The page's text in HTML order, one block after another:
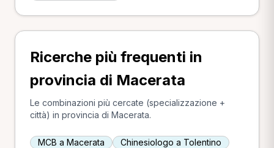
Ricerche più frequenti in
provincia di Macerata
Le combinazioni più cercate (specializzazione +
città) in provincia di Macerata.
MCB a Macerata
Chinesiologo a Tolentino